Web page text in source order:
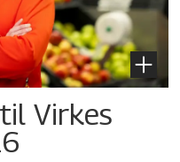
Virkes